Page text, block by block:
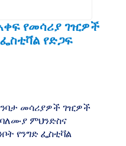
የመሳሪያ ገዢዎች
የድጋፍ
መሳሪያዎች ገዢዎች
ምህንድስና
የንግድ ፌስቲቫል